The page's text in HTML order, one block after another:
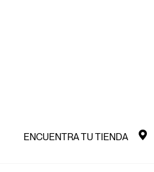
ENCUENTRA TU TIENDA